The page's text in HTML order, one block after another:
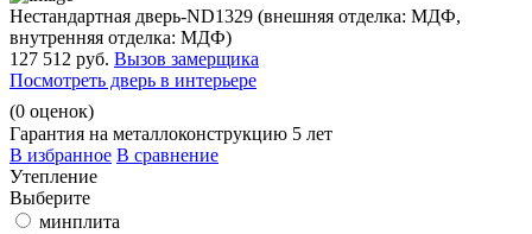
Нестандартная дверь-ND1329 (внешняя отделка: МДФ,
внутренняя отделка: МДФ)
127 512 руб. Вызов замерщика
Посмотреть дверь в интерьере
(0 оценок)
Гарантия на металлоконструкцию 5 лет
В избранное В сравнение
Утепление
Выберите
минплита